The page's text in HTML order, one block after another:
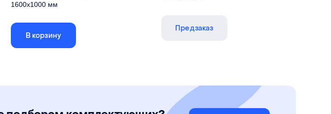
1600х1000 мм
Габариты стола указаны по внешней рамке,
размер ячеистого поля - 1556х956
Длина
В корзину
размер ячеистого поля - 1556х856
оцинкованное железо
Предзаказ